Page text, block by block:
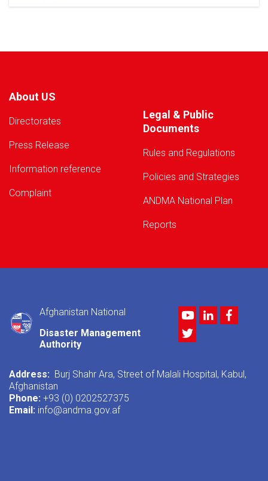
Warning!
About US
Directorates
Press Release
Information reference
Complaint
Legal & Public
Documents
Rules and Regulations
Policies and Strategies
ANDMA National Plan
Reports
Afghanistan National
Disaster Management
Authority
YoutubeLinkedIn
Twitter
Address: Burj Shahr Ara, Street of Malali Hospital, Kabul,
Afghanistan
Phone: +93 (0) 0202527375
Email: info@andma.gov.af